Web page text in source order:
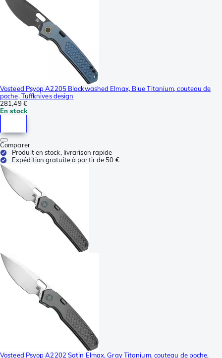
Vosteed Psyop A2205 Blackwashed Elmax, Blue Titanium, couteau de
poche, Tuffknives design
281,49 €
En stock
Comparer
Produit en stock, livrarison rapide
Expédition gratuite à partir de 50 €
Vosteed Psyop A2202 Satin Elmax, Gray Titanium, couteau de poche,